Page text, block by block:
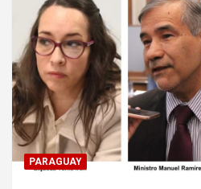
PARAGUAY